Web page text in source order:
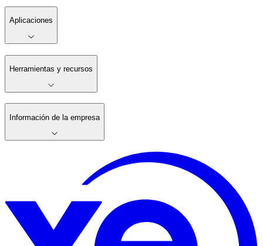
Aplicaciones
Herramientas y recursos
Información de la empresa